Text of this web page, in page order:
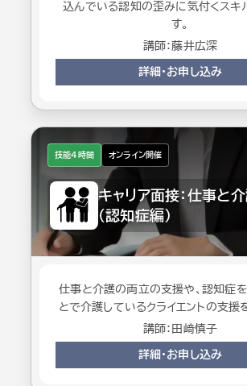
込んでいる認知の歪みに気付くスキ
す。
講師：藤井広深
詳細・お申し込み
技能4時間 オンライン開催
キャリア面接：仕事と
（認知症編）
仕事と介護の両立の支援や、認知症
とで介護しているクライエントの支援
講師：田﨑慎子
詳細・お申し込み